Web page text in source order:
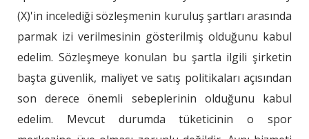
(X)'in incelediği sözleşmenin kuruluş şartları arasında
parmak izi verilmesinin gösterilmiş olduğunu kabul
edelim. Sözleşmeye konulan bu şartla ilgili şirketin
başta güvenlik, maliyet ve satış politikaları açısından
son derece önemli sebeplerinin olduğunu kabul
edelim. Mevcut durumda tüketicinin o spor